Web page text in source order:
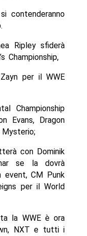
contenderanno
Ripley sfiderà
Championship,
per il WWE
Championship
Evans, Dragon
Mysterio;
con Dominik
se la dovrà
event, CM Punk
per il World
la WWE è ora
NXT e tutti i